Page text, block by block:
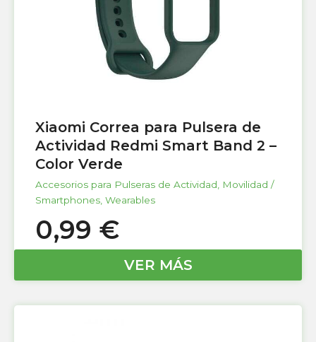
Xiaomi Correa para Pulsera de
Actividad Redmi Smart Band 2 –
Color Verde
Accesorios para Pulseras de Actividad
Movilidad /
Smartphones Wearables
0,99 €
VER MÁS